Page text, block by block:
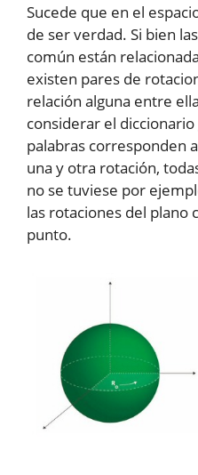
Sucede que en el
de ser verdad. Si bien
común están
existen pares de
relación alguna entre
considerar el
palabras corresponden
una y otra rotación,
no se tuviese por
las rotaciones del plano
punto.